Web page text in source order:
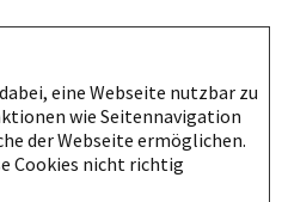
eine Webseite nutzbar zu
wie Seitennavigation
der Webseite ermöglichen.
Cookies nicht richtig